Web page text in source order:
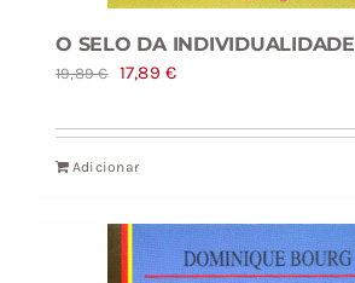
O SELO DA INDIVIDUALIDADE
19,89€
O
original
era:
17,89€O
atual
Adicionar